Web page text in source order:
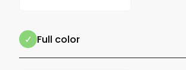
Full color